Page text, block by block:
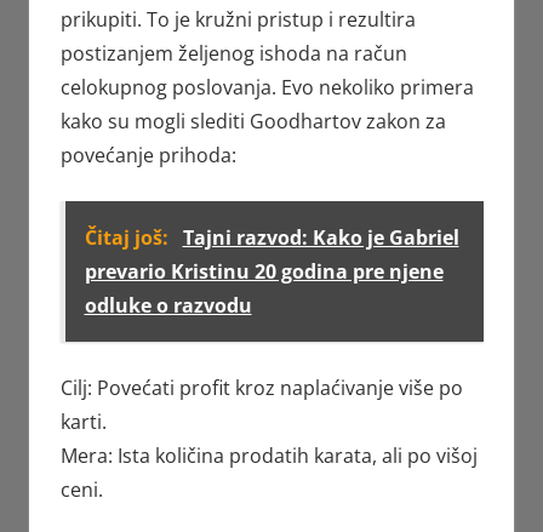
prikupiti. To je kružni pristup i rezultira
postizanjem željenog ishoda na račun
celokupnog poslovanja. Evo nekoliko primera
kako su mogli slediti Goodhartov zakon za
povećanje prihoda:
Čitaj još: Tajni razvod: Kako je Gabriel
prevario Kristinu 20 godina pre njene
odluke o razvodu
Cilj: Povećati profit kroz naplaćivanje više po
karti.
Mera: Ista količina prodatih karata, ali po višoj
ceni.